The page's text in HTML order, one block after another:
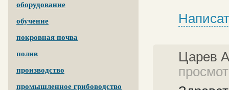
оборудование
обучение
покровная почва
полив
производство
промышленное грибоводство
Царев